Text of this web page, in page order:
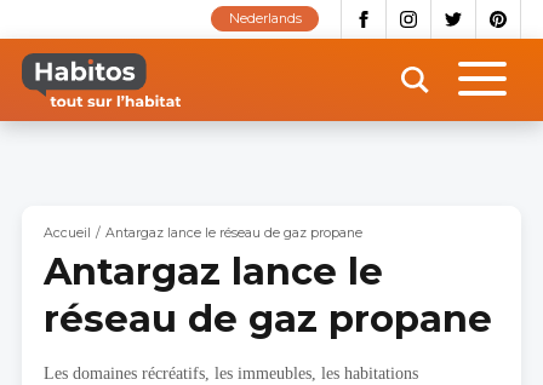
contenu
principal
Nederlands
Accueil Antargaz lance le réseau de gaz propane
Antargaz lance le
réseau de gaz propane
Les domaines récréatifs, les immeubles, les habitations